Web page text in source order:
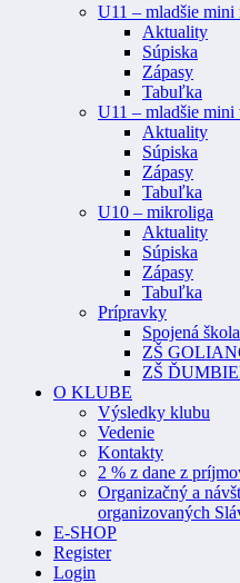
U11 – mladšie mini
Aktuality
Súpiska
Zápasy
Tabuľka
U11 – mladšie mini
Aktuality
Súpiska
Zápasy
Tabuľka
U10 – mikroliga
Aktuality
Súpiska
Zápasy
Tabuľka
Prípravky
Spojená škola
ZŠ
ZŠ
O KLUBE
Výsledky klubu
Vedenie
Kontakty
2 % z dane z
Organizačný a
organizovaných
E-SHOP
Register
Login